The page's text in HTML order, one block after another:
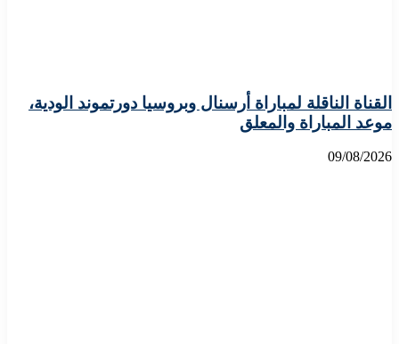
القناة الناقلة لمباراة أرسنال وبروسيا دورتموند الودية،
موعد المباراة والمعلق
09/08/2026